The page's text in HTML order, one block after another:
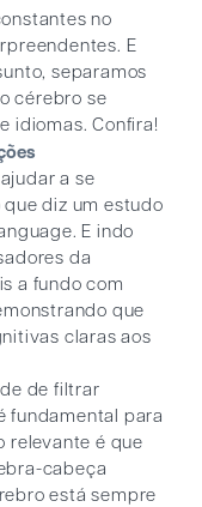
no
E
separamos
cérebro se
idiomas. Confira!
a se
diz um estudo
E indo
da
a fundo com
que
claras aos
de filtrar
fundamental para
relevante é que
cabeça
está sempre